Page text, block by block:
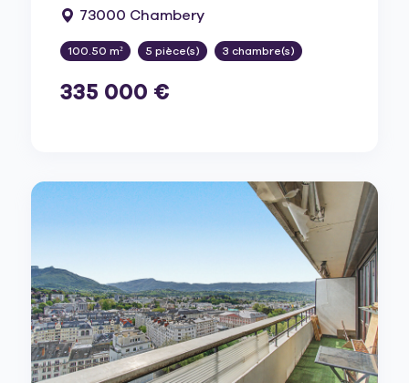
73000 Chambery
100.50 m² 5 pièce(s) 3 chambre(s)
335 000 €